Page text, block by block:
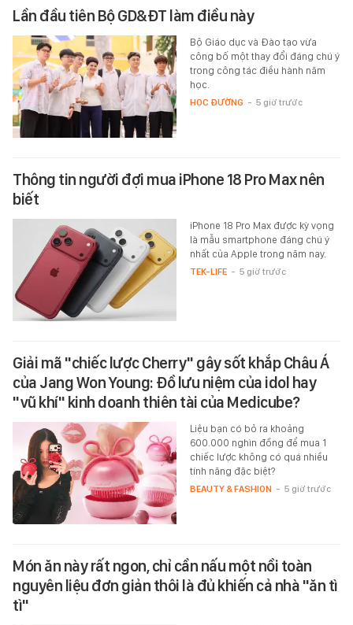
Lần đầu tiên Bộ GD&ĐT làm điều này
Bộ Giáo dục và Đào tạo vừa
công bố một thay đổi đáng chú ý
trong công tác điều hành năm
học.
HỌC ĐƯỜNG - 5 giờ trước
Thông tin người đợi mua iPhone 18 Pro Max nên
biết
iPhone 18 Pro Max được kỳ vọng
là mẫu smartphone đáng chú ý
nhất của Apple trong năm nay.
TEK-LIFE - 5 giờ trước
Giải mã "chiếc lược Cherry" gây sốt khắp Châu Á
của Jang Won Young: Đồ lưu niệm của idol hay
"vũ khí" kinh doanh thiên tài của Medicube?
Liệu bạn có bỏ ra khoảng
600.000 nghìn đồng để mua 1
chiếc lược không có quá nhiều
tính năng đặc biệt?
BEAUTY & FASHION - 5 giờ trước
Món ăn này rất ngon, chỉ cần nấu một nồi toàn
nguyên liệu đơn giản thôi là đủ khiến cả nhà "ăn tì
tì"